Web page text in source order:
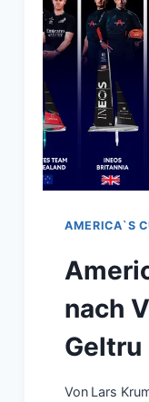
AMERICA`S
nach
Geltru
Von Lars